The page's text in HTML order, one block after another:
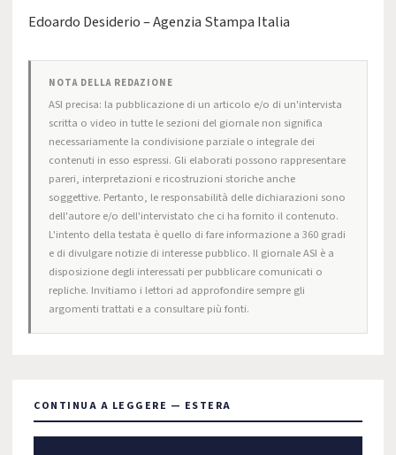
Edoardo Desiderio – Agenzia Stampa Italia
NOTA DELLA REDAZIONE
ASI precisa: la pubblicazione di un articolo e/o di un'intervista
scritta o video in tutte le sezioni del giornale non significa
necessariamente la condivisione parziale o integrale dei
contenuti in esso espressi. Gli elaborati possono rappresentare
pareri, interpretazioni e ricostruzioni storiche anche
soggettive. Pertanto, le responsabilità delle dichiarazioni sono
dell'autore e/o dell'intervistato che ci ha fornito il contenuto.
L'intento della testata è quello di fare informazione a 360 gradi
e di divulgare notizie di interesse pubblico. Il giornale ASI è a
disposizione degli interessati per pubblicare comunicati o
repliche. Invitiamo i lettori ad approfondire sempre gli
argomenti trattati e a consultare più fonti.
CONTINUA A LEGGERE — ESTERA